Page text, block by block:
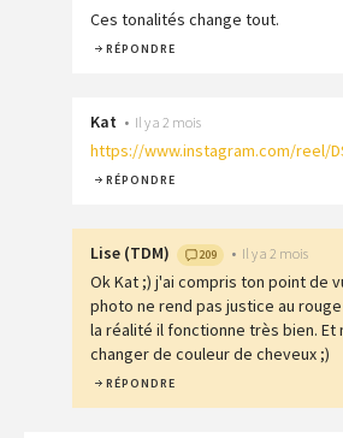
Ces tonalités change tout.
RÉPONDRE
Kat • Il y a 2 mois
https://www.instagram.com/reel/
RÉPONDRE
Lise (TDM) 209 • Il y a 2 mois
Ok Kat ;) j'ai compris ton point de
photo ne rend pas justice au
la réalité il fonctionne très bien. Et
changer de couleur de cheveux ;)
RÉPONDRE